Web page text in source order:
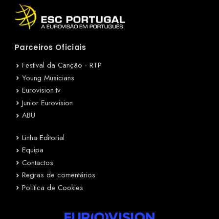
Parceiros Oficiais
Festival da Canção - RTP
Young Musicians
Eurovision.tv
Junior Eurovision
ABU
Linha Editorial
Equipa
Contactos
Regras de comentários
Política de Cookies